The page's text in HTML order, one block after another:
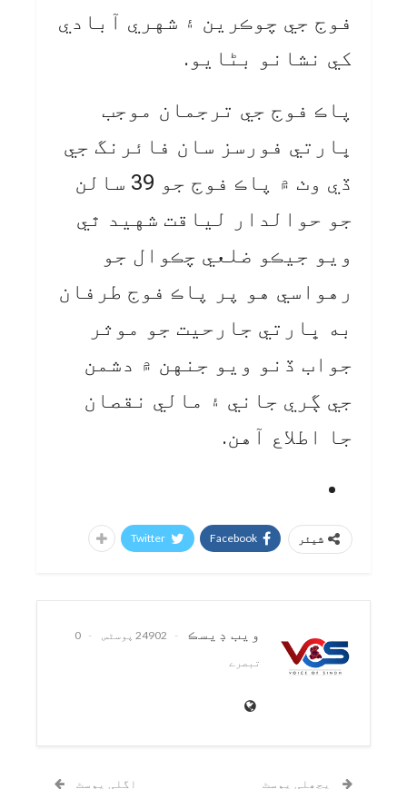
فوج جي چوڪرين ۽ شهري آبادي
کي نشانو بڻايو.
پاڪ فوج جي ترجمان موجب
ڀارتي فورسز سان فائرنگ جي
ڏي وٺ ۾ پاڪ فوج جو 39 سالن
جو حوالدار لياقت شهيد ٿي
ويو جيڪو ضلعي چڪوال جو
رهواسي هو پر پاڪ فوج طرفان
به ڀارتي جارحيت جو موثر
جواب ڏنو ويو جنهن ۾ دشمن
جي ڳري جاني ۽ مالي نقصان
جا اطلاع آهن.
شیئر Facebook
Twitter
ويب ڊيسڪ 24902 پوسٹس
0
تبصرے
پچھلی پوسٹ اگلی پوسٹ